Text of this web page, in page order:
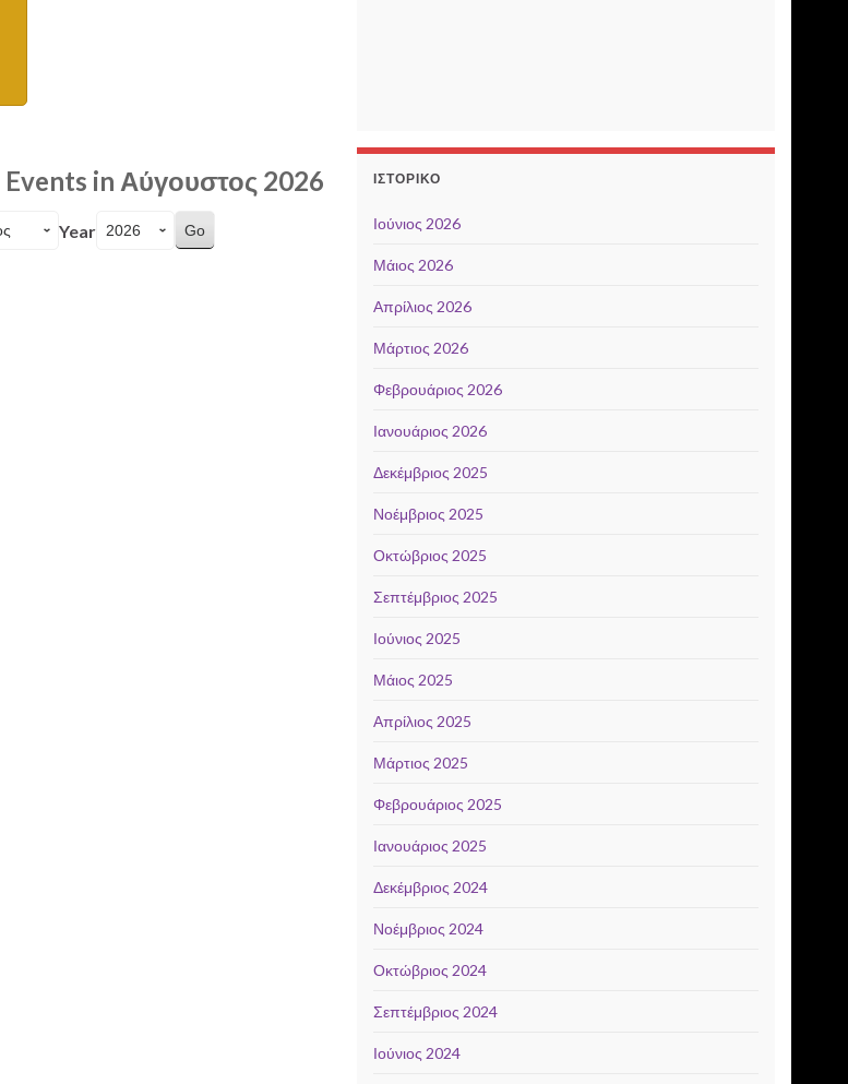
Events in Αύγουστος 2026
Year
ΙΣΤΟΡΙΚΌ
Ιούνιος 2026
Μάιος 2026
Απρίλιος 2026
Μάρτιος 2026
Φεβρουάριος 2026
Ιανουάριος 2026
Δεκέμβριος 2025
Νοέμβριος 2025
Οκτώβριος 2025
Σεπτέμβριος 2025
Ιούνιος 2025
Μάιος 2025
Απρίλιος 2025
Μάρτιος 2025
Φεβρουάριος 2025
Ιανουάριος 2025
Δεκέμβριος 2024
Νοέμβριος 2024
Οκτώβριος 2024
Σεπτέμβριος 2024
Ιούνιος 2024